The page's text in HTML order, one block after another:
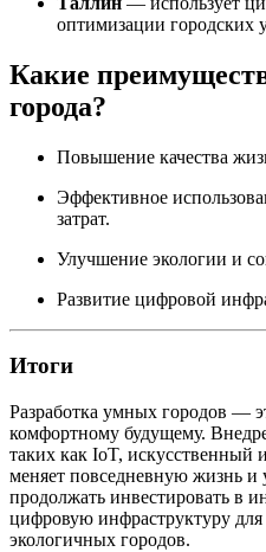
оптимизации городских
Какие
города?
Повышение качества
Эффективное
затрат.
Улучшение экологии и
Развитие цифровой
Итоги
Разработка умных городов —
комфортному будущему.
таких как IoT, искусственный
меняет повседневную жизнь
продолжать инвестировать в
цифровую инфраструктуру
экологичных городов.